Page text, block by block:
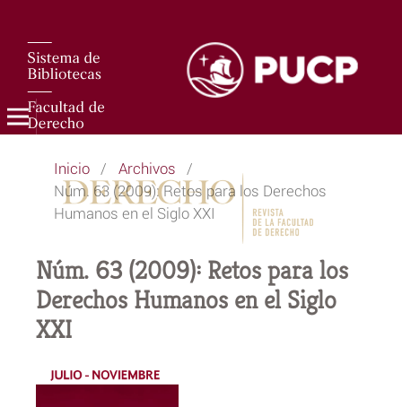
Inicio / Archivos /
Núm. 63 (2009): Retos para los Derechos
Humanos en el Siglo XXI
Núm. 63 (2009): Retos para los
Derechos Humanos en el Siglo
XXI